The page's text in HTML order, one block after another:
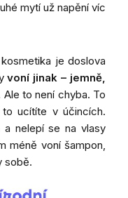
mytí už napění víc
je doslova
voní jinak – jemně,
Ale to není chyba. To
ucítíte v účincích.
a nelepí se na vlasy
méně voní šampon,
sobě.